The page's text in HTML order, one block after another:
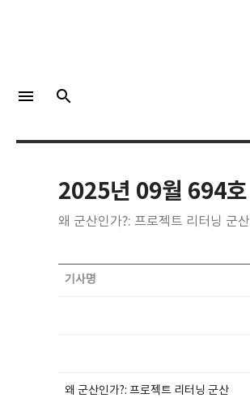
LOGIN 회원가입
menu search
2025년 09월 694호
왜 군산인가?: 프로젝트 리터닝 군산
기사명
왜 군산인가?: 프로젝트 리터닝 군산